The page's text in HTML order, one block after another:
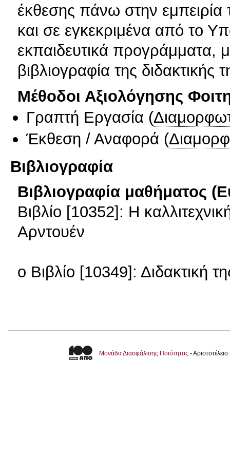
έκθεσης πάνω στην εμπειρία
και σε εγκεκριμένα από το
εκπαιδευτικά προγράμματα,
βιβλιογραφία της διδακτικής
Μέθοδοι Αξιολόγησης
Γραπτή Εργασία (
Έκθεση / Αναφορά (
Βιβλιογραφία
Βιβλιογραφία μαθήματος
Βιβλίο [10352]: Η
Αρντουέν
o Βιβλίο [10349]: Διδακτική
Μονάδα Διασφάλισης Ποιότητας -